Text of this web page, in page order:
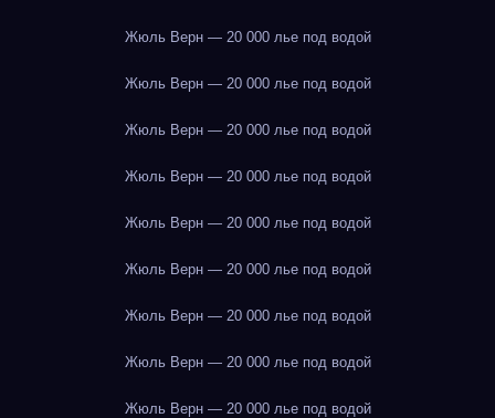
Жюль Верн — 20 000 лье под водой
Жюль Верн — 20 000 лье под водой
Жюль Верн — 20 000 лье под водой
Жюль Верн — 20 000 лье под водой
Жюль Верн — 20 000 лье под водой
Жюль Верн — 20 000 лье под водой
Жюль Верн — 20 000 лье под водой
Жюль Верн — 20 000 лье под водой
Жюль Верн — 20 000 лье под водой